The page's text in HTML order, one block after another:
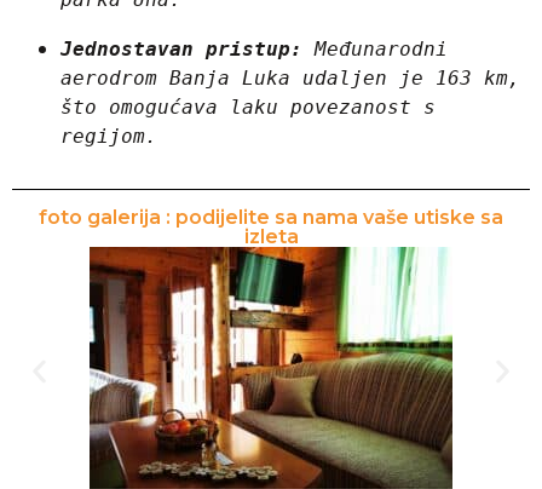
Jednostavan pristup:
Međunarodni
aerodrom Banja Luka udaljen je 163 km,
što omogućava laku povezanost s
regijom.
foto galerija : podijelite sa nama vaše utiske sa
izleta